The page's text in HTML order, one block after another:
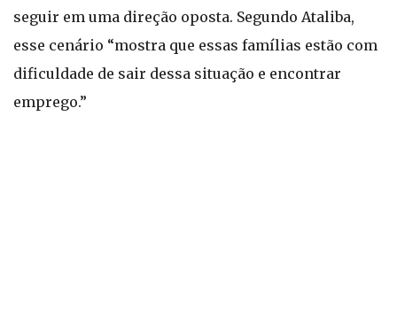
seguir em uma direção oposta. Segundo Ataliba,
esse cenário “mostra que essas famílias estão com
dificuldade de sair dessa situação e encontrar
emprego.”